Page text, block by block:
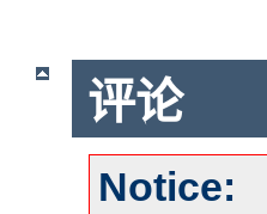
评论
Notice: